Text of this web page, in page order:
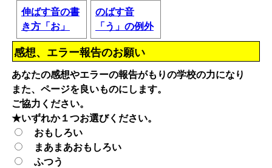
伸ばす音の書
き方「お」
のばす音
「う」の例外
感想、エラー報告のお願い
あなたの感想やエラーの報告がもりの学校の力になり
また、ページを良いものにします。
ご協力ください。
★いずれか１つお選びください。
おもしろい
まあまあおもしろい
ふつう